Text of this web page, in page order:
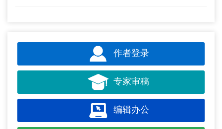
作者登录
专家审稿
编辑办公